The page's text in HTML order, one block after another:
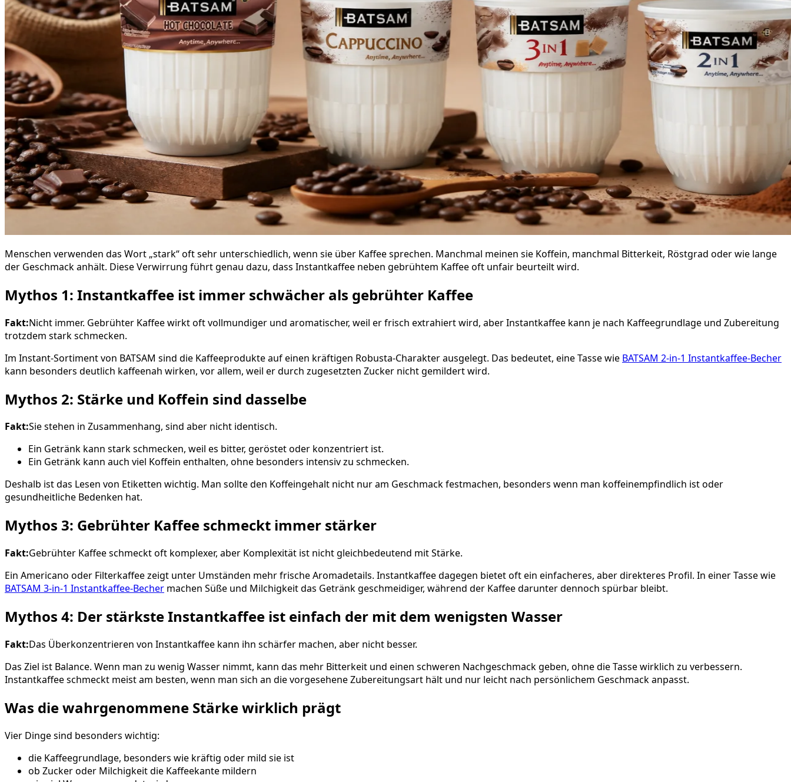
Menschen verwenden das Wort „stark“ oft sehr unterschiedlich, wenn sie über Kaffee sprechen. Manchmal meinen sie Koffein, manchmal Bitterkeit, Röstgrad oder wie lange
der Geschmack anhält. Diese Verwirrung führt genau dazu, dass Instantkaffee neben gebrühtem Kaffee oft unfair beurteilt wird.
Mythos 1: Instantkaffee ist immer schwächer als gebrühter Kaffee
Fakt:Nicht immer. Gebrühter Kaffee wirkt oft vollmundiger und aromatischer, weil er frisch extrahiert wird, aber Instantkaffee kann je nach Kaffeegrundlage und Zubereitung
trotzdem stark schmecken.
Im Instant-Sortiment von BATSAM sind die Kaffeeprodukte auf einen kräftigen Robusta-Charakter ausgelegt. Das bedeutet, eine Tasse wie BATSAM 2-in-1 Instantkaffee-Becher
kann besonders deutlich kaffeenah wirken, vor allem, weil er durch zugesetzten Zucker nicht gemildert wird.
Mythos 2: Stärke und Koffein sind dasselbe
Fakt:Sie stehen in Zusammenhang, sind aber nicht identisch.
Ein Getränk kann stark schmecken, weil es bitter, geröstet oder konzentriert ist.
Ein Getränk kann auch viel Koffein enthalten, ohne besonders intensiv zu schmecken.
Deshalb ist das Lesen von Etiketten wichtig. Man sollte den Koffeingehalt nicht nur am Geschmack festmachen, besonders wenn man koffeinempfindlich ist oder
gesundheitliche Bedenken hat.
Mythos 3: Gebrühter Kaffee schmeckt immer stärker
Fakt:Gebrühter Kaffee schmeckt oft komplexer, aber Komplexität ist nicht gleichbedeutend mit Stärke.
Ein Americano oder Filterkaffee zeigt unter Umständen mehr frische Aromadetails. Instantkaffee dagegen bietet oft ein einfacheres, aber direkteres Profil. In einer Tasse wie
BATSAM 3-in-1 Instantkaffee-Becher machen Süße und Milchigkeit das Getränk geschmeidiger, während der Kaffee darunter dennoch spürbar bleibt.
Mythos 4: Der stärkste Instantkaffee ist einfach der mit dem wenigsten Wasser
Fakt:Das Überkonzentrieren von Instantkaffee kann ihn schärfer machen, aber nicht besser.
Das Ziel ist Balance. Wenn man zu wenig Wasser nimmt, kann das mehr Bitterkeit und einen schweren Nachgeschmack geben, ohne die Tasse wirklich zu verbessern.
Instantkaffee schmeckt meist am besten, wenn man sich an die vorgesehene Zubereitungsart hält und nur leicht nach persönlichem Geschmack anpasst.
Was die wahrgenommene Stärke wirklich prägt
Vier Dinge sind besonders wichtig:
die Kaffeegrundlage, besonders wie kräftig oder mild sie ist
ob Zucker oder Milchigkeit die Kaffeekante mildern